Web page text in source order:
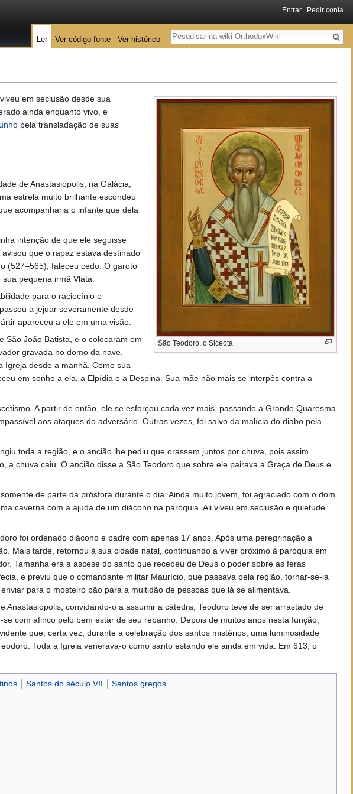
São Teodoro, o Siceota
em seclusão desde sua
ainda enquanto vivo, e
pela transladação de suas
de Anastasiópolis, na Galácia,
estrela muito brilhante escondeu
acompanharia o infante que dela
intenção de que ele seguisse
que o rapaz estava destinado
(527–565), faleceu cedo. O garoto
pequena irmã Vlata.
para o raciocínio e
a jejuar severamente desde
apareceu a ele em uma visão.
São João Batista, e o colocaram em
gravada no domo da nave.
Igreja desde a manhã. Como sua
em sonho a ela, a Elpídia e a Despina. Sua mãe não mais se interpôs contra a
A partir de então, ele se esforçou cada vez mais, passando a Grande Quaresma
aos ataques do adversário. Outras vezes, foi salvo da malícia do diabo pela
toda a região, e o ancião lhe pediu que orassem juntos por chuva, pois assim
chuva caiu. O ancião disse a São Teodoro que sobre ele pairava a Graça de Deus e
de parte da prósfora durante o dia. Ainda muito jovem, foi agraciado com o dom
caverna com a ajuda de um diácono na paróquia. Ali viveu em seclusão e quietude
foi ordenado diácono e padre com apenas 17 anos. Após uma peregrinação a
Mais tarde, retornou à sua cidade natal, continuando a viver próximo à paróquia em
Tamanha era a ascese do santo que recebeu de Deus o poder sobre as feras
e previu que o comandante militar Maurício, que passava pela região, tornar-se-ia
para o mosteiro pão para a multidão de pessoas que lá se alimentava.
convidando-o a assumir a cátedra, Teodoro teve de ser arrastado de
com afinco pelo bem estar de seu rebanho. Depois de muitos anos nesta função,
que, certa vez, durante a celebração dos santos mistérios, uma luminosidade
Toda a Igreja venerava-o como santo estando ele ainda em vida. Em 613, o
Santos do século VII Santos gregos
Entrar Pedir conta
Ler Ver código-fonte Ver histórico
Pesquisa